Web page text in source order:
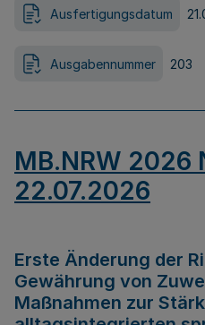
Ausfertigungsdatum
Ausgabennummer 203
MB.NRW 2026
22.07.2026
Erste Änderung der
Gewährung von
Maßnahmen zur